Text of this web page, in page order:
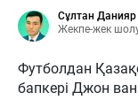
Сұлтан Данияр
Жекпе-жек
Футболдан
бапкері Джон ван